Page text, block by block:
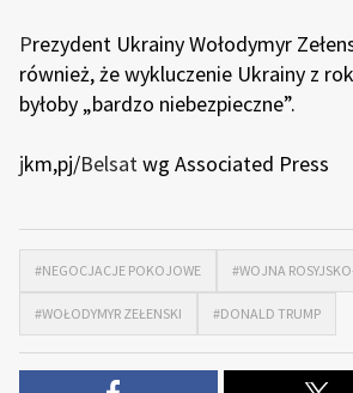
Prezydent Ukrainy Wołodymyr
również, że wykluczenie Ukrainy z
byłoby „bardzo niebezpieczne”.
jkm,pj/Belsatwg Associated Press
#NEGOCJACJE POKOJOWE #WOJNA
#WOŁODYMYR ZEŁENSKI #DONALD TRUMP